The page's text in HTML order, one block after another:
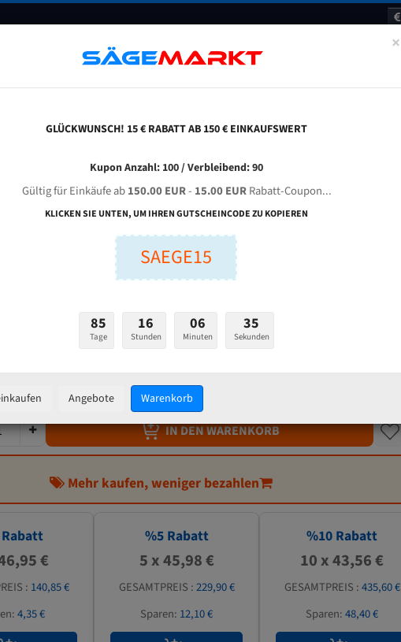
FAQ GUTSCHEINE BLOG KONTAKT
MARVEL 81 für 4420 mm Bi-Metall Bandsägeblätter
Breite (mm):
48,40 €
zzgl.Versandkosten
IN DEN WARENKORB
Mehr kaufen, weniger bezahlen
€
: 140,85 €
4,35 €
%5Rabatt
5 x 45,98 €
GESAMTPREIS :229,90 €
Sparen: 12,10 €
%10 Rabatt
10 x 43,56 €
GESAMTPREIS :435,60 €
Sparen:48,40 €
×
GLÜCKWUNSCH! 15 € RABATT AB 150 € EINKAUFSWERT
Kupon Anzahl: 100 / Verbleibend: 90
Gültig für Einkäufe ab150.00 EUR- 15.00 EURRabatt-Coupon...
KLICKEN SIE UNTEN, UM IHREN GUTSCHEINCODE ZU KOPIEREN
SAEGE15
85
Tage
16
Stunden
06
Minuten
34
Sekunden
Angebote Warenkorb